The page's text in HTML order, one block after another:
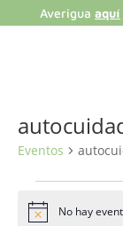
Averigua aquí
Eventos
Eventos
Aviso No hay